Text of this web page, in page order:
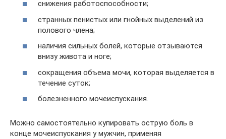
снижения работоспособности;
странных пенистых или гнойных выделений из
полового члена;
наличия сильных болей, которые отзываются
внизу живота и ноге;
сокращения объема мочи, которая выделяется в
течение суток;
болезненного мочеиспускания.
Можно самостоятельно купировать острую боль в
конце мочеиспускания у мужчин, применяя